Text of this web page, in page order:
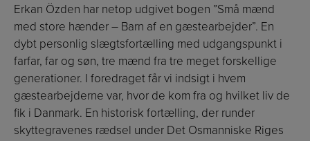
Erkan Özden har netop udgivet bogen ”Små mænd
med store hænder – Barn af en gæstearbejder”. En
dybt personlig slægtsfortælling med udgangspunkt i
farfar, far og søn, tre mænd fra tre meget forskellige
generationer. I foredraget får vi indsigt i hvem
gæstearbejderne var, hvor de kom fra og hvilket liv de
fik i Danmark. En historisk fortælling, der runder
skyttegravenes rædsel under Det Osmanniske Riges